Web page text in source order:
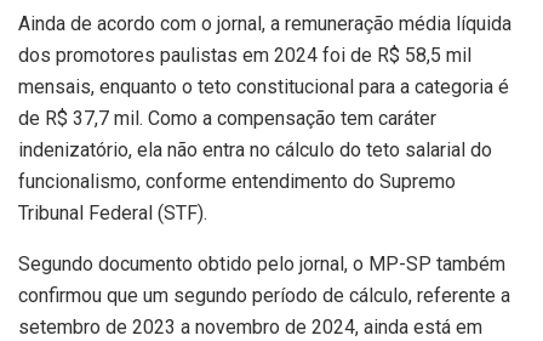
Ainda de acordo com o jornal, a remuneração média líquida
dos promotores paulistas em 2024 foi de R$ 58,5 mil
mensais, enquanto o teto constitucional para a categoria é
de R$ 37,7 mil. Como a compensação tem caráter
indenizatório, ela não entra no cálculo do teto salarial do
funcionalismo, conforme entendimento do Supremo
Tribunal Federal (STF).
Segundo documento obtido pelo jornal, o MP-SP também
confirmou que um segundo período de cálculo, referente a
setembro de 2023 a novembro de 2024, ainda está em